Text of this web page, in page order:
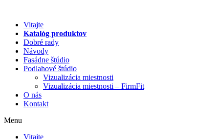
obsah
Vitajte
Katalóg produktov
Dobré rady
Návody
Fasádne štúdio
Podlahové štúdio
Vizualizácia miestnosti
Vizualizácia miestnosti – FirmFit
O nás
Kontakt
Menu
Vitajte